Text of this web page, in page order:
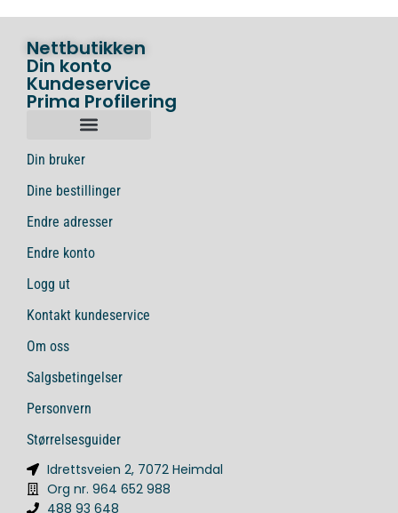
Nettbutikken
Din konto
Kundeservice
Prima Profilering
Din bruker
Dine bestillinger
Endre adresser
Endre konto
Logg ut
Kontakt kundeservice
Om oss
Salgsbetingelser
Personvern
Størrelsesguider
Idrettsveien 2, 7072 Heimdal
Org nr. 964 652 988
488 93 648